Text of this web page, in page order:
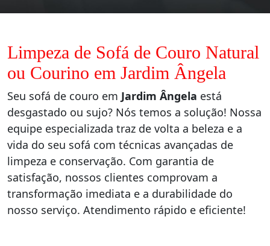
Limpeza de Sofá de Couro Natural
ou Courino em Jardim Ângela
Seu sofá de couro em Jardim Ângela está
desgastado ou sujo? Nós temos a solução! Nossa
equipe especializada traz de volta a beleza e a
vida do seu sofá com técnicas avançadas de
limpeza e conservação. Com garantia de
satisfação, nossos clientes comprovam a
transformação imediata e a durabilidade do
nosso serviço. Atendimento rápido e eficiente!